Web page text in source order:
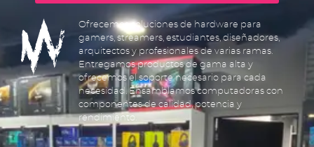
Ofrecemos soluciones de hardware para
gamers, streamers, estudiantes, diseñadores,
arquitectos y profesionales de varias ramas.
Entregamos productos de gama alta y
ofrecemos el soporte necesario para cada
necesidad. Ensamblamos computadoras con
componentes de calidad, potencia y
rendimiento.